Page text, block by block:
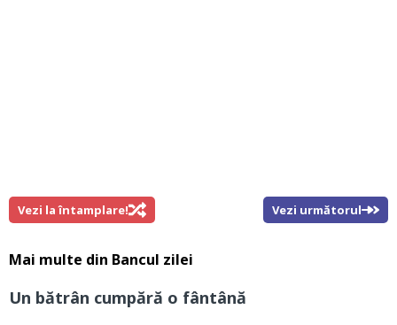
Vezi la întamplare! Vezi următorul
Mai multe din Bancul zilei
Un bătrân cumpără o fântână